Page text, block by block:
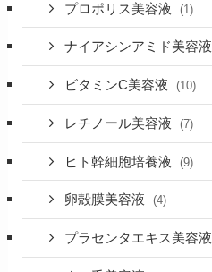
プロポリス美容液 (1)
ナイアシンアミド美容液
ビタミンC美容液 (10)
レチノール美容液 (7)
ヒト幹細胞培養液 (9)
卵殻膜美容液 (4)
プラセンタエキス美容液